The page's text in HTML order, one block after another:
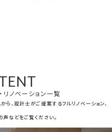
リノベーション一覧
ら、設計士がご提案するフルリノベーション、
などをご覧ください。